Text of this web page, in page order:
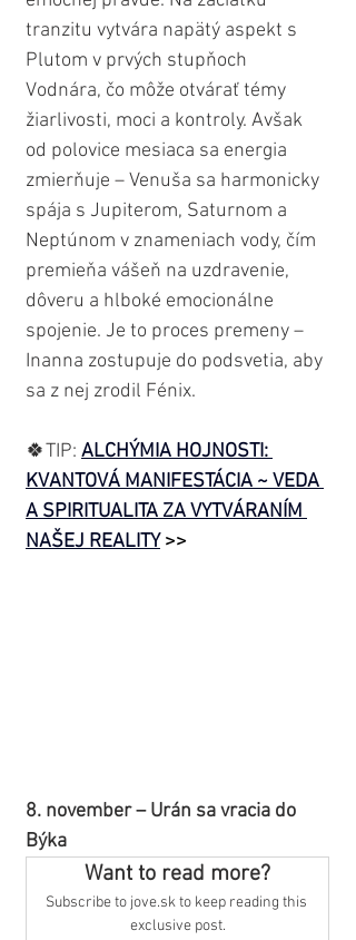
tranzitu vytvára napätý aspekt s
Plutom v prvých stupňoch
Vodnára, čo môže otvárať témy
žiarlivosti, moci a kontroly. Avšak
od polovice mesiaca sa energia
zmierňuje – Venuša sa harmonicky
spája s Jupiterom, Saturnom a
Neptúnom v znameniach vody, čím
premieňa vášeň na uzdravenie,
dôveru a hlboké emocionálne
spojenie. Je to proces premeny –
Inanna zostupuje do podsvetia, aby
sa z nej zrodil Fénix.
🍀TIP: ALCHÝMIA HOJNOSTI:
KVANTOVÁ MANIFESTÁCIA ~ VEDA
A SPIRITUALITA ZA VYTVÁRANÍM
NAŠEJ REALITY >>
8. november – Urán sa vracia do
Býka
Want to read more?
Subscribe to jove.sk to keep reading this
exclusive post.